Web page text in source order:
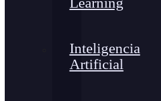
Inteligencia
Artificial